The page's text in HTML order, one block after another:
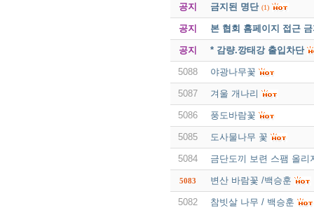
공지 금지된 명단 (1)
공지 본 협회 홈페이지 접근
공지 * 감량.깡태강 출입차단
5088 야광나무꽃
5087 겨울 개나리
5086 풍도바람꽃
5085 도사물나무 꽃
5084 금단도끼 보련 스팸 올리
5083 변산 바람꽃 /백승훈
5082 참빗살 나무 / 백승훈